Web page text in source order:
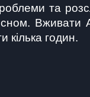
та
сном.
кілька годин.